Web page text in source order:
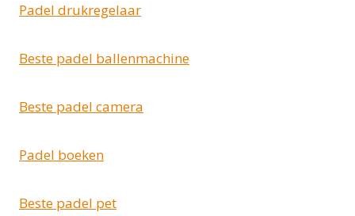
Padel drukregelaar
Beste padel ballenmachine
Beste padel camera
Padel boeken
Beste padel pet